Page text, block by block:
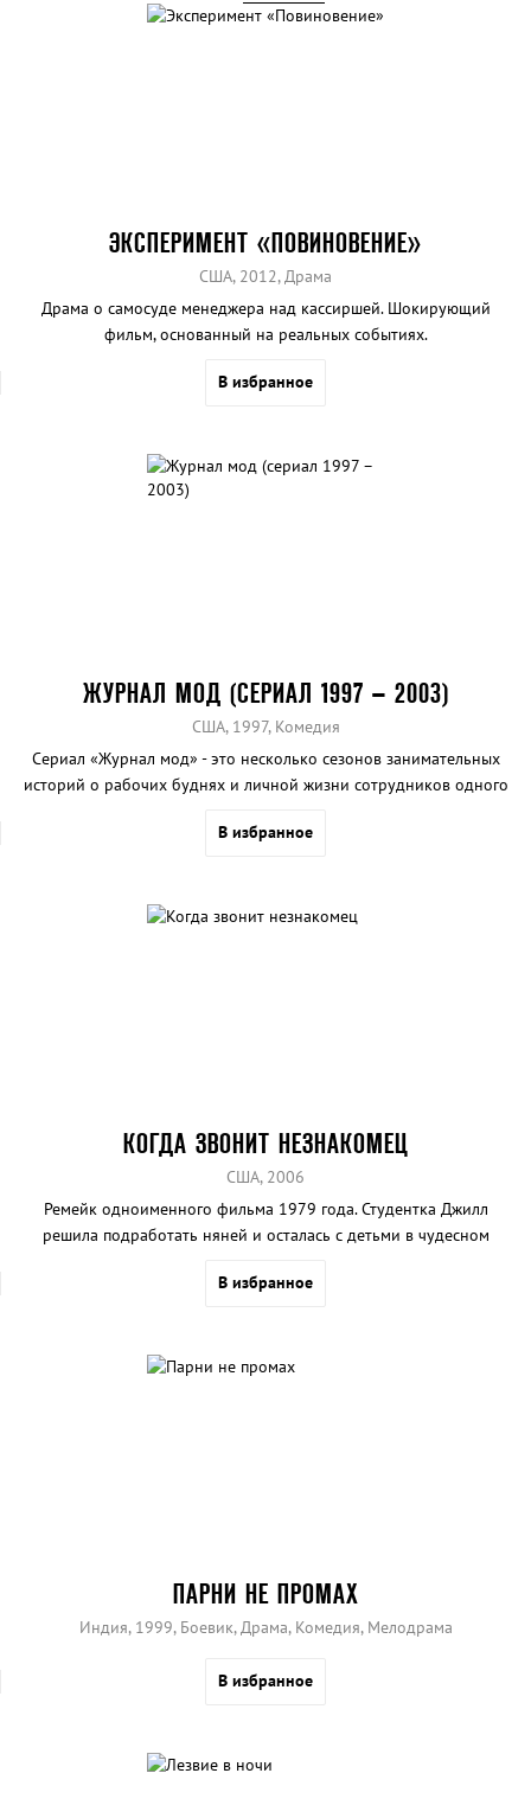
ЭКСПЕРИМЕНТ «ПОВИНОВЕНИЕ»
США, 2012, Драма
Драма о самосуде менеджера над кассиршей. Шокирующий
фильм, основанный на реальных событиях.
В избранное
ЖУРНАЛ МОД (СЕРИАЛ 1997 – 2003)
США, 1997, Комедия
Сериал «Журнал мод» - это несколько сезонов занимательных
историй о рабочих буднях и личной жизни сотрудников одного
В избранное
КОГДА ЗВОНИТ НЕЗНАКОМЕЦ
США, 2006
Ремейк одноименного фильма 1979 года. Студентка Джилл
решила подработать няней и осталась с детьми в чудесном
неожиданно раздался телефонный звонок...
В избранное
ПАРНИ НЕ ПРОМАХ
Индия, 1999, Боевик, Драма, Комедия, Мелодрама
В избранное